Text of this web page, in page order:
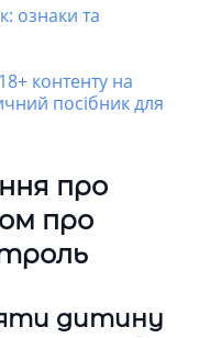
ознаки та
контенту на
посібник для
про
про
дитину